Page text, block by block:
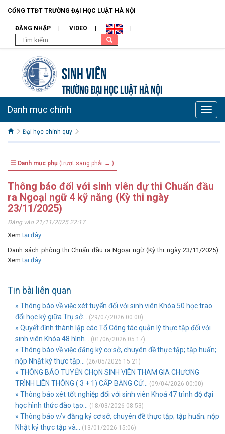
CỔNG TTĐT TRƯỜNG ĐẠI HỌC LUẬT HÀ NỘI
ĐĂNG NHẬP VIDEO
Sinh viên
TRƯỜNG ĐẠI HỌC LUẬT HÀ NỘI
Toggle
Danh mục chính
Đại học chính quy
☰ Danh mục phụ (trượt sang phải → )
Thông báo đối với sinh viên dự thi Chuẩn đầu
ra Ngoại ngữ 4 kỹ năng (Kỳ thi ngày
23/11/2025)
Đăng vào 21/11/2025 22:17
Xemtại đây
Danh sách phòng thi Chuẩn đầu ra Ngoại ngữ (Kỳ thi ngày 23/11/2025):
Xemtại đây
Tin bài liên quan
» Thông báo về việc xét tuyển đối với sinh viên Khóa 50 học trao
đổi học kỳ giữa Trụ sở...
(29/07/2026 00:00)
» Quyết định thành lập các Tổ Công tác quản lý thực tập đối với
sinh viên Khóa 48 hình...
(01/06/2026 05:17)
» Thông báo về việc đăng ký cơ sở, chuyên đề thực tập; tập huấn;
nộp Nhật ký thực tập...
(26/05/2026 15:21)
» THÔNG BÁO TUYỂN CHỌN SINH VIÊN THAM GIA CHƯƠNG
TRÌNH LIÊN THÔNG ( 3 + 1) CẤP BẰNG CỬ...
(09/04/2026 00:00)
» Thông báo xét tốt nghiệp đối với sinh viên Khoá 47 trình độ đại
học hình thức đào tạo...
(18/03/2026 08:53)
» Thông báo v/v đăng ký cơ sở, chuyên đề thực tập; tập huấn; nộp
Nhật ký thực tập và...
(13/01/2026 15:06)